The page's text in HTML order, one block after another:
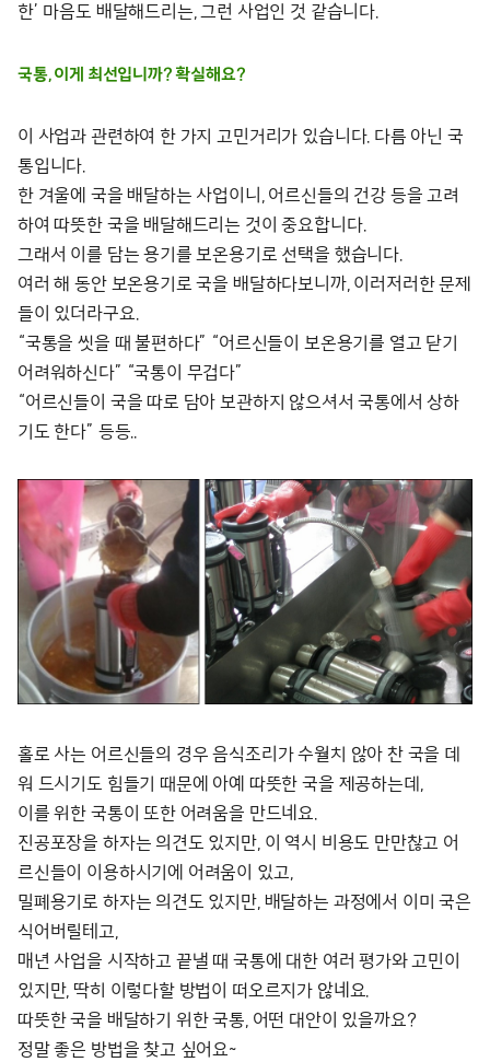
한’ 마음도 배달해드리는, 그런 사업인 것 같습니다.
국통, 이게 최선입니까? 확실해요?
이 사업과 관련하여 한 가지 고민거리가 있습니다. 다름 아닌 국
통입니다.
한 겨울에 국을 배달하는 사업이니, 어르신들의 건강 등을 고려
하여 따뜻한 국을 배달해드리는 것이 중요합니다.
그래서 이를 담는 용기를 보온용기로 선택을 했습니다.
여러 해 동안 보온용기로 국을 배달하다보니까, 이러저러한 문제
들이 있더라구요.
“국통을 씻을 때 불편하다” “어르신들이 보온용기를 열고 닫기
어려워하신다” “국통이 무겁다”
“어르신들이 국을 따로 담아 보관하지 않으셔서 국통에서 상하
기도 한다” 등등..
홀로 사는 어르신들의 경우 음식조리가 수월치 않아 찬 국을 데
워 드시기도 힘들기 때문에 아예 따뜻한 국을 제공하는데,
이를 위한 국통이 또한 어려움을 만드네요.
진공포장을 하자는 의견도 있지만, 이 역시 비용도 만만찮고 어
르신들이 이용하시기에 어려움이 있고,
밀폐용기로 하자는 의견도 있지만, 배달하는 과정에서 이미 국은
식어버릴테고,
매년 사업을 시작하고 끝낼 때 국통에 대한 여러 평가와 고민이
있지만, 딱히 이렇다할 방법이 떠오르지가 않네요.
따뜻한 국을 배달하기 위한 국통, 어떤 대안이 있을까요?
정말 좋은 방법을 찾고 싶어요~